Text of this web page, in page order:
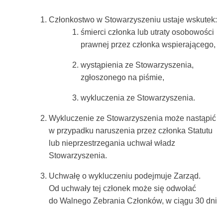
Członkostwo w Stowarzyszeniu ustaje wskutek:
śmierci członka lub utraty osobowości
prawnej przez członka wspierającego,
wystąpienia ze Stowarzyszenia,
zgłoszonego na piśmie,
wykluczenia ze Stowarzyszenia.
Wykluczenie ze Stowarzyszenia może nastąpić
w przypadku naruszenia przez członka Statutu
lub nieprzestrzegania uchwał władz
Stowarzyszenia.
Uchwałę o wykluczeniu podejmuje Zarząd.
Od uchwały tej członek może się odwołać
do Walnego Zebrania Członków, w ciągu 30 dni